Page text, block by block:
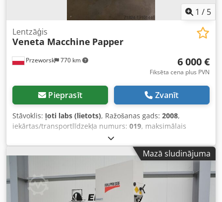
1 / 5
Przeworsk 770 km
Lentzāģis
Veneta Macchine Papper
6 000 €
Fiksēta cena plus PVN
Pieprasīt Zvanīt
Stāvoklis: ļoti labs (lietots), Ražošanas gads: 2008,
iekārtas/transportlīdzekļa numurs: 019, maksimālais
120 mm, zāģlentes garums:
mm, zāģlentas ātrums:29 mm/s, lentes zāģa platums:20
mm, Lentzāģis Veneta Macchine Papper 2008 Riteņu
padevi: 160 mm Crsdpfx Aswh S Ehogysf Zāģa lentes
platums: 13-20 mm Zāģa lentes biezums: 0,6-0,8 mm
Lentes ātrums: 29 m/s Materiāla padeve Motora jauda: 5,5
Mazā sludinājuma